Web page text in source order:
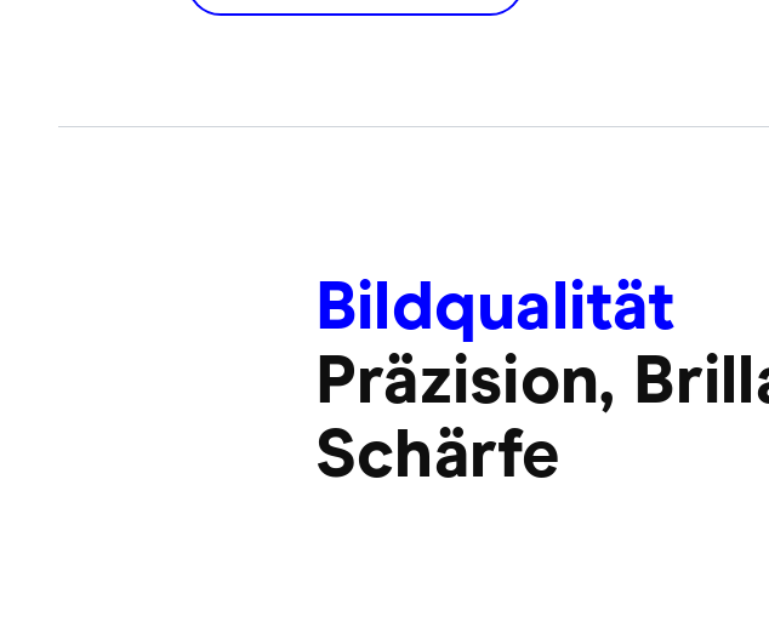
Bildqualität
Präzision,
Schärfe